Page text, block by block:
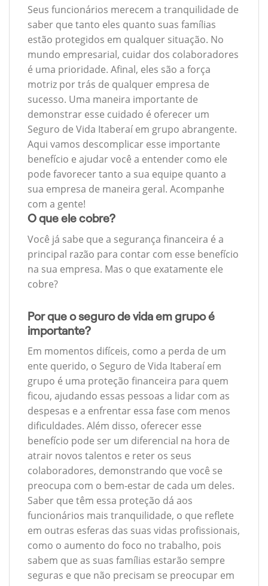
Seus funcionários merecem a tranquilidade de
saber que tanto eles quanto suas famílias
estão protegidos em qualquer situação. No
mundo empresarial, cuidar dos colaboradores
é uma prioridade. Afinal, eles são a força
motriz por trás de qualquer empresa de
sucesso. Uma maneira importante de
demonstrar esse cuidado é oferecer um
Seguro de Vida Itaberaí em grupo abrangente.
Aqui vamos descomplicar esse importante
benefício e ajudar você a entender como ele
pode favorecer tanto a sua equipe quanto a
sua empresa de maneira geral. Acompanhe
com a gente!
O que ele cobre?
Você já sabe que a segurança financeira é a
principal razão para contar com esse benefício
na sua empresa. Mas o que exatamente ele
cobre?
Por que o seguro de vida em grupo é
importante?
Em momentos difíceis, como a perda de um
ente querido, o Seguro de Vida Itaberaí em
grupo é uma proteção financeira para quem
ficou, ajudando essas pessoas a lidar com as
despesas e a enfrentar essa fase com menos
dificuldades. Além disso, oferecer esse
benefício pode ser um diferencial na hora de
atrair novos talentos e reter os seus
colaboradores, demonstrando que você se
preocupa com o bem-estar de cada um deles.
Saber que têm essa proteção dá aos
funcionários mais tranquilidade, o que reflete
em outras esferas das suas vidas profissionais,
como o aumento do foco no trabalho, pois
sabem que as suas famílias estarão sempre
seguras e que não precisam se preocupar em